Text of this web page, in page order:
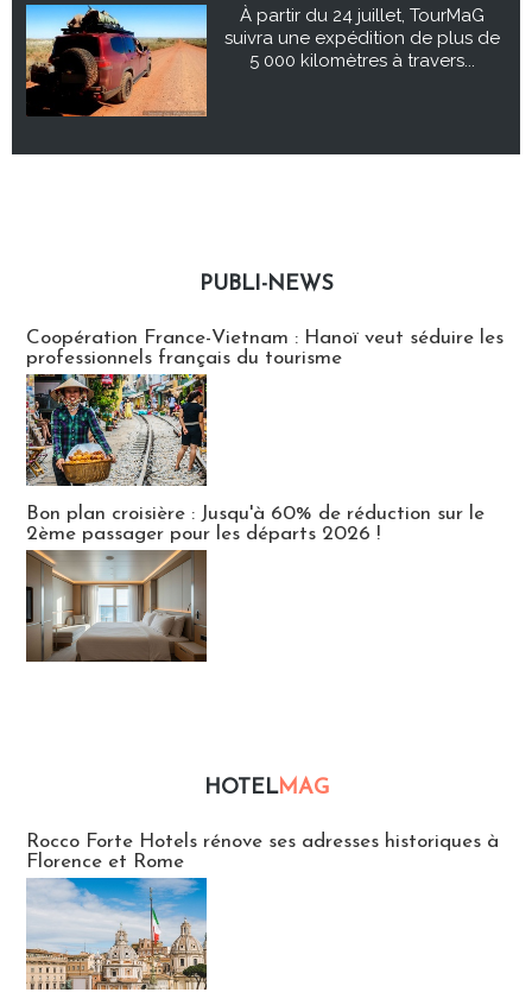
À partir du 24 juillet, TourMaG
suivra une expédition de plus de
5 000 kilomètres à travers...
PUBLI-NEWS
Coopération France-Vietnam : Hanoï veut séduire les
professionnels français du tourisme
Bon plan croisière : Jusqu'à 60% de réduction sur le
2ème passager pour les départs 2026 !
HOTELMAG
Rocco Forte Hotels rénove ses adresses historiques à
Florence et Rome